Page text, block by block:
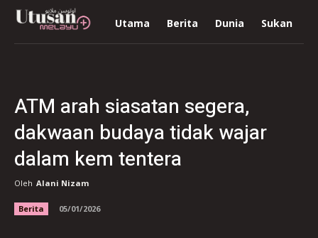
Utama Berita Dunia Sukan
ATM arah siasatan segera,
dakwaan budaya tidak wajar
dalam kem tentera
Oleh Alani Nizam
Berita 05/01/2026